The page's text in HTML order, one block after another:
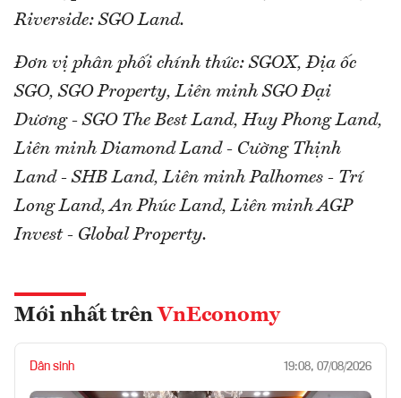
Riverside: SGO Land.
Đơn vị phân phối chính thức: SGOX, Địa ốc
SGO, SGO Property, Liên minh SGO Đại
Dương - SGO The Best Land, Huy Phong Land,
Liên minh Diamond Land - Cường Thịnh
Land - SHB Land, Liên minh Palhomes - Trí
Long Land, An Phúc Land, Liên minh AGP
Invest - Global Property.
Mới nhất trên VnEconomy
Dân sinh 19:08, 07/08/2026